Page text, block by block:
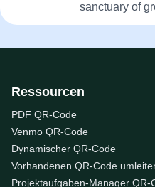
sanctuary of
Ressourcen
PDF QR-Code
Venmo QR-Code
Dynamischer QR-Code
Vorhandenen QR-Code
Projektaufgaben-Manager QR-